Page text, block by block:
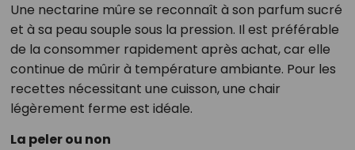
Une nectarine mûre se reconnaît à son parfum sucré
et à sa peau souple sous la pression. Il est préférable
de la consommer rapidement après achat, car elle
continue de mûrir à température ambiante. Pour les
recettes nécessitant une cuisson, une chair
légèrement ferme est idéale.
La peler ou non